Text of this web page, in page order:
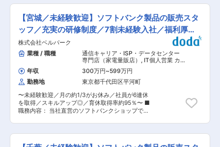
（2）社員の男女比は【47％：53％】で、男女と
もにバランスよく活躍しています。当社では公正
で透明度の高い評価制度を採用しており、性別に
よる評価の差異などは一切ありません！…です
が、女性の場合は出産などのライフイベントが少
なからずキャリアに影響します。そのため当社で
も女性管理職の数はまだまだ少ないのが実情で
す。そこで、男女問わず様々なライフイベントを
迎えてもやりがいを持って働き続けられる職場の
実現を目指す為、産育休の取得や復帰支援を積極
的に行っています！ ▼詳細はこちらから
https://bellpark-recruit.jp/company
ンの魅力 ◎安定したお仕事 お客様は今までに10
回以上リピートのある大家さん、管理人さんも多
数。誠実な対応さえできれば着々と結果に反映さ
れる業務です。頑張って活躍した社員は活躍した
分だけ評価されます。どんなに不況でも無くては
ならない住まいに関わる仕事なので、不安定な世
の中でもとても安定した仕事です。 ◎40代、50
代の方が未経験から入社！充実した研修 入社後、
まずはお客様との接し方や修理方法などの研修を
受け一つずつ仕事を覚えていただきます。先輩に
同行して実際の現場を体感するOJT研修も実施。
一人前になるまではしっかりとフォローします。
技術は入社後に身に付けたスタッフばかりですの
で、メンテナンス未経験でも安心して就業いただ
けます。 ◎働きやすさ◎ 月間の残業時間は20h以
内、完全週休二日と、ワークライフバランスを保
水のトラブルを解決する「さつき水道サービス」
【宮城／未経験歓迎】ソフトバンク製品の販売スタ
ッフ／充実の研修制度／7割未経験入社／福利厚生
充実
株式会社ベルパーク
業種 / 職種
通信キャリア・ISP・データセンター
専門店（家電量販店） , IT個人営業 カ
スタマーサポート・ユーザーサポー
ト・オペレータ
年収 300万円~599万円
勤務地
東京都千代田区平河町
〜未経験歓迎／月の約1/3がお休み／社員が6連休
を取得／スキルアップ◎／育休取得率約95％〜 ■
職務内容： 当社直営のソフトバンクショップで、
す。 ※チームでコミュニケーションを取りながら
仕事に取り組んで頂きます。 ◇受付対応 ◇サー